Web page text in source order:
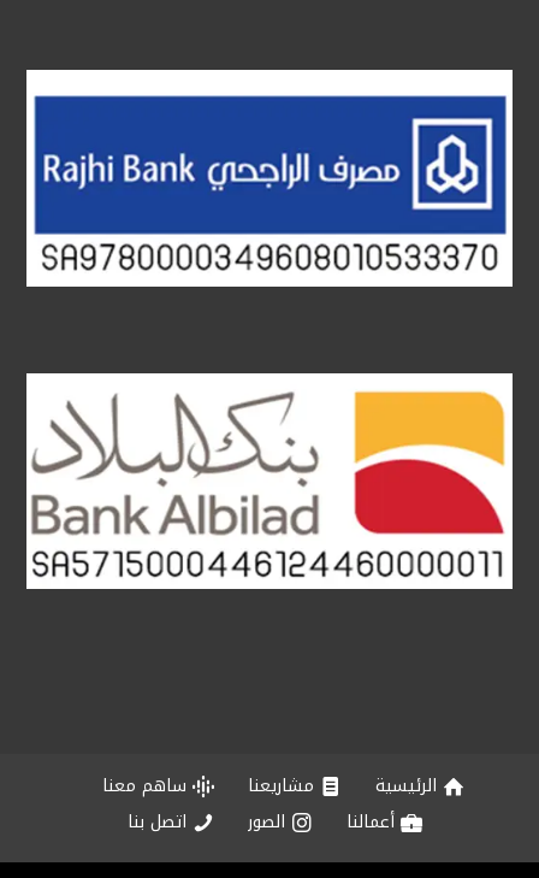
الرئيسية مشاريعنا
ساهم معنا
أعمالنا
الصور اتصل بنا